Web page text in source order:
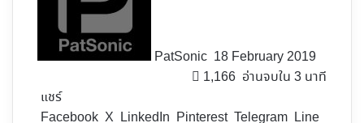
PatSonic 18 February 2019
1,166 อ่านจบใน 3 นาที
แชร์
Facebook X LinkedIn Pinterest Telegram Line